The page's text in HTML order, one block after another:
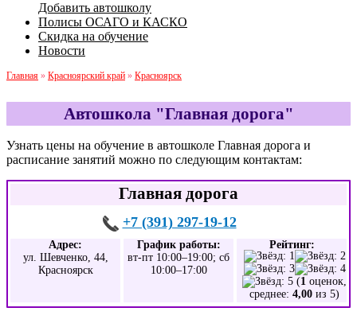
Добавить автошколу
Полисы ОСАГО и КАСКО
Скидка на обучение
Новости
Главная » Красноярский край » Красноярск
Автошкола "Главная дорога"
Узнать цены на обучение в автошколе Главная дорога и
расписание занятий можно по следующим контактам:
Главная дорога
+7 (391) 297-19-12
Адрес:
ул. Шевченко, 44,
Красноярск
График работы:
вт-пт 10:00–19:00; сб
10:00–17:00
Рейтинг:
(1 оценок,
среднее: 4,00 из 5)